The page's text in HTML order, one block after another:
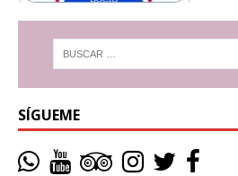
SÍGUEME